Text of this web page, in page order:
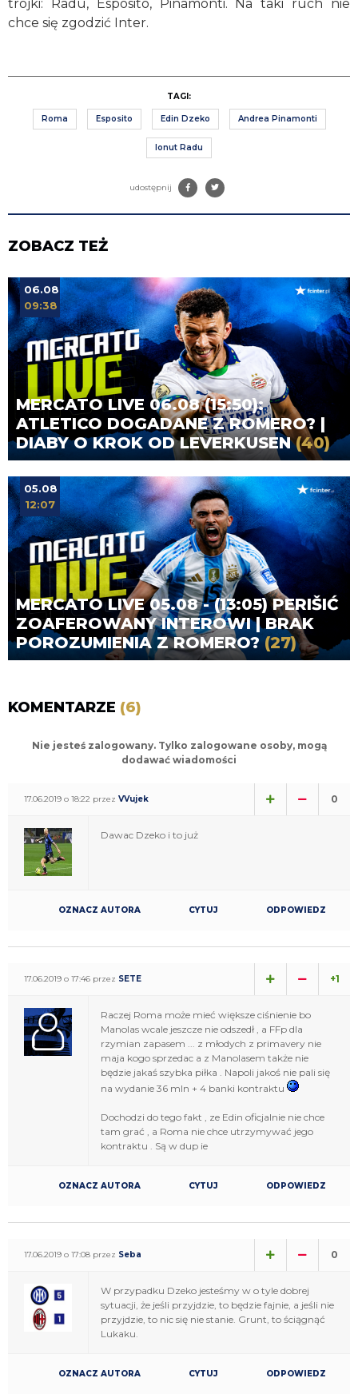
trójki: Radu, Esposito, Pinamonti. Na taki ruch nie
chce się zgodzić Inter.
TAGI:
Roma Esposito Edin Dzeko Andrea Pinamonti
Ionut Radu
udostępnij
ZOBACZ TEŻ
MERCATO LIVE 06.08 (15:50):
ATLETICO DOGADANE Z ROMERO? |
DIABY O KROK OD LEVERKUSEN(40)
06.08
09:38
MERCATO LIVE 05.08 - (13:05) PERIŠIĆ
ZOAFEROWANY INTEROWI | BRAK
POROZUMIENIA Z ROMERO?(27)
05.08
12:07
KOMENTARZE (6)
Nie jesteś zalogowany. Tylko zalogowane osoby, mogą
dodawać wiadomości
17.06.2019 o 18:22 przez VVujek 0
Dawac Dzeko i to już
OZNACZ AUTORA CYTUJ ODPOWIEDZ
17.06.2019 o 17:46 przez SETE +1
Raczej Roma może mieć większe ciśnienie bo
Manolas wcale jeszcze nie odszedł , a FFp dla
rzymian zapasem ... z młodych z primavery nie
maja kogo sprzedac a z Manolasem także nie
będzie jakaś szybka piłka . Napoli jakoś nie pali się
na wydanie 36 mln + 4 banki kontraktu
Dochodzi do tego fakt , ze Edin oficjalnie nie chce
tam grać , a Roma nie chce utrzymywać jego
kontraktu . Są w dup ie
OZNACZ AUTORA CYTUJ ODPOWIEDZ
17.06.2019 o 17:08 przez Seba 0
W przypadku Dzeko jesteśmy w o tyle dobrej
sytuacji, że jeśli przyjdzie, to będzie fajnie, a jeśli nie
przyjdzie, to nic się nie stanie. Grunt, to ściągnąć
Lukaku.
OZNACZ AUTORA CYTUJ ODPOWIEDZ